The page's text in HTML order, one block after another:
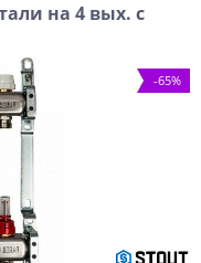
на 4 вых. с
-65%